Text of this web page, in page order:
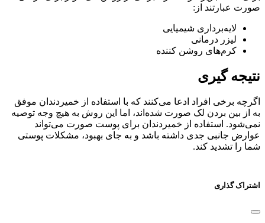
صورت عبارتند از:
لایه‌برداری شیمیایی
لیزر درمانی
کرم‌های روشن کننده
نتیجه گیری
اگرچه برخی افراد ادعا می‌کنند که با استفاده از خمیردندان موفق
به از بین بردن لک صورت شده‌اند، اما این روش به هیچ وجه توصیه
نمی‌شود. استفاده از خمیردندان برای پوست صورت می‌تواند
عوارض جانبی جدی داشته باشد و به جای بهبود، مشکلات پوستی
شما را تشدید کند.
اشتراک گذاری